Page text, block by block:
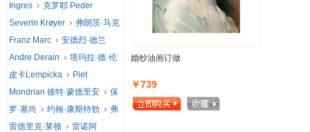
婚纱油画订做
￥739
Ingres
克罗耶 Peder
Severin Krøyer
弗朗茨·马克
Franz Marc
安德烈·德兰
Andre Derain
塔玛拉·德·伦
皮卡Lempicka
Piet
Mondrian 彼特·蒙德里安
保
罗·塞尚
约翰·康斯特勃
弗
雷德里克·莱顿
雷诺阿